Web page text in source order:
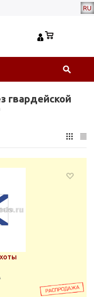
RU
гвардейской